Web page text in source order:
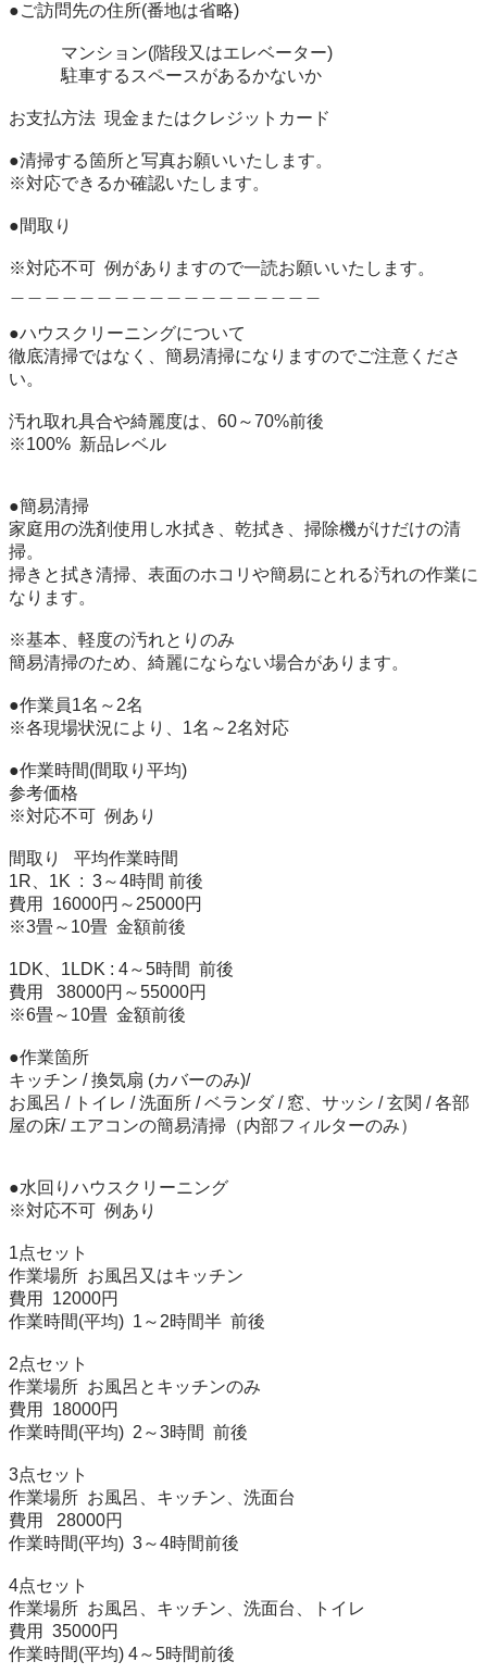
●ご訪問先の住所(番地は省略)
マンション(階段又はエレベーター)
駐車するスペースがあるかないか
お支払方法  現金またはクレジットカード
●清掃する箇所と写真お願いいたします。
※対応できるか確認いたします。
●間取り
※対応不可  例がありますので一読お願いいたします。
●ハウスクリーニングについて
徹底清掃ではなく、簡易清掃になりますのでご注意くださ
い。
汚れ取れ具合や綺麗度は、60～70%前後
※100%  新品レベル
●簡易清掃
家庭用の洗剤使用し水拭き、乾拭き、掃除機がけだけの清
掃。
掃きと拭き清掃、表面のホコリや簡易にとれる汚れの作業に
なります。
※基本、軽度の汚れとりのみ
簡易清掃のため、綺麗にならない場合があります。
●作業員1名～2名
※各現場状況により、1名～2名対応
●作業時間(間取り平均)
参考価格
※対応不可  例あり
間取り   平均作業時間
1R、1K  :  3～4時間 前後
費用  16000円～25000円
※3畳～10畳  金額前後
1DK、1LDK : 4～5時間  前後
費用   38000円～55000円
※6畳～10畳  金額前後
●作業箇所
キッチン / 換気扇 (カバーのみ)/
お風呂 / トイレ / 洗面所 / ベランダ / 窓、サッシ / 玄関 / 各部
屋の床/ エアコンの簡易清掃（内部フィルターのみ）
●水回りハウスクリーニング
※対応不可  例あり
1点セット
作業場所  お風呂又はキッチン
費用  12000円
作業時間(平均)  1～2時間半  前後
2点セット
作業場所  お風呂とキッチンのみ
費用  18000円
作業時間(平均)  2～3時間  前後
3点セット
作業場所  お風呂、キッチン、洗面台
費用   28000円
作業時間(平均)  3～4時間前後
4点セット
作業場所  お風呂、キッチン、洗面台、トイレ
費用  35000円
作業時間(平均) 4～5時間前後